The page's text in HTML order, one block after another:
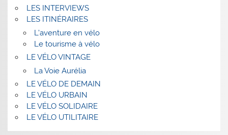
LES INTERVIEWS
LES ITINÉRAIRES
L’aventure en vélo
Le tourisme à vélo
LE VÉLO VINTAGE
La Voie Aurélia
LE VÉLO DE DEMAIN
LE VÉLO URBAIN
LE VÉLO SOLIDAIRE
LE VÉLO UTILITAIRE